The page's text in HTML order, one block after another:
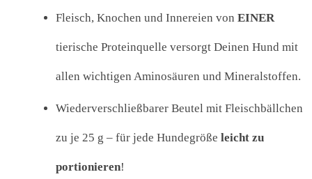
Fleisch, Knochen und Innereien von EINER
tierische Proteinquelle versorgt Deinen Hund mit
allen wichtigen Aminosäuren und Mineralstoffen.
Wiederverschließbarer Beutel mit Fleischbällchen
zu je 25 g – für jede Hundegröße leicht zu
portionieren!